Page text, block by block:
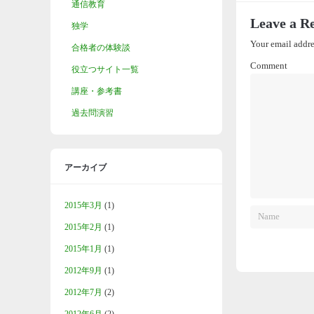
Leave a
Your email
Comment
通信教育
独学
合格者の体験談
役立つサイト一覧
講座・参考書
過去問演習
アーカイブ
2015年3月 (1)
2015年2月 (1)
2015年1月 (1)
2012年9月 (1)
2012年7月 (2)